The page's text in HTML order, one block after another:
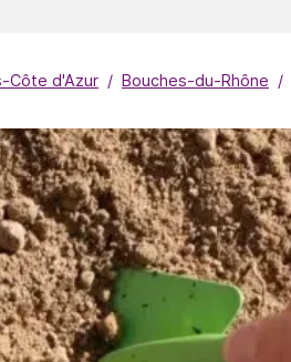
Côte d'Azur Bouches-du-Rhône